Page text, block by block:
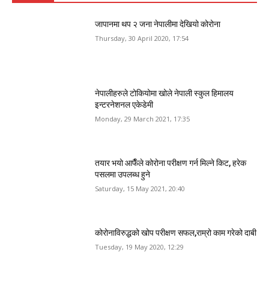
जापानमा थप २ जना नेपालीमा देखियो कोरोना
Thursday, 30 April 2020, 17:54
नेपालीहरुले टोकियोमा खोले नेपाली स्कुल हिमालय
इन्टरनेशनल एकेडेमी
Monday, 29 March 2021, 17:35
तयार भयो आफैँले कोरोना परीक्षण गर्न मिल्ने किट, हरेक
पसलमा उपलब्ध हुने
Saturday, 15 May 2021, 20:40
कोरोनाविरुद्धको खोप परीक्षण सफल,राम्रो काम गरेको दाबी
Tuesday, 19 May 2020, 12:29